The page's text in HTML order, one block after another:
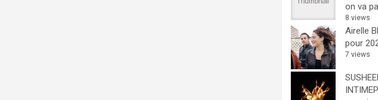
on va
8 views
Airelle
pour
7 views